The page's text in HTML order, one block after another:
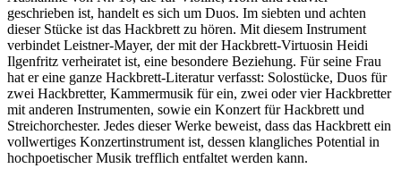
geschrieben ist, handelt es sich um Duos. Im siebten und achten
dieser Stücke ist das Hackbrett zu hören. Mit diesem Instrument
verbindet Leistner-Mayer, der mit der Hackbrett-Virtuosin Heidi
Ilgenfritz verheiratet ist, eine besondere Beziehung. Für seine Frau
hat er eine ganze Hackbrett-Literatur verfasst: Solostücke, Duos für
zwei Hackbretter, Kammermusik für ein, zwei oder vier Hackbretter
mit anderen Instrumenten, sowie ein Konzert für Hackbrett und
Streichorchester. Jedes dieser Werke beweist, dass das Hackbrett ein
vollwertiges Konzertinstrument ist, dessen klangliches Potential in
hochpoetischer Musik trefflich entfaltet werden kann.